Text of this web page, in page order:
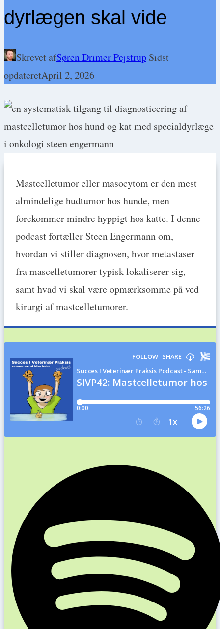
dyrlægen skal vide
Skrevet afSøren Drimer Pejstrup Sidst
opdateretApril 2, 2026
Mastcelletumor eller masocytom er den mest
almindelige hudtumor hos hunde, men
forekommer mindre hyppigt hos katte. I denne
podcast fortæller Steen Engermann om,
hvordan vi stiller diagnosen, hvor metastaser
fra mascelletumorer typisk lokaliserer sig,
samt hvad vi skal være opmærksomme på ved
kirurgi af mastcelletumorer.